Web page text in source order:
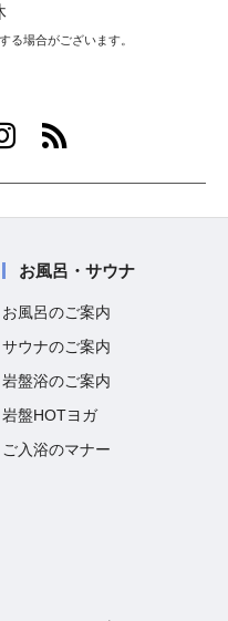
る場合がございます。
お風呂・サウナ
お風呂のご案内
サウナのご案内
岩盤浴のご案内
岩盤HOTヨガ
ご入浴のマナー